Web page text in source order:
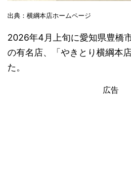
出典：横綱本店ホームページ
2026年4月上旬に愛知県豊橋
の有名店、「やきとり横綱本
た。
広告